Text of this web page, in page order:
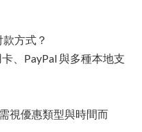
方式？
、PayPal 與多種本地支
視優惠類型與時間而